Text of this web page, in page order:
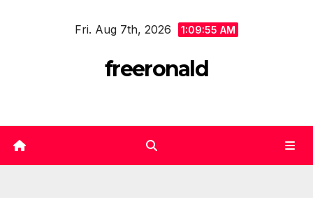
Fri. Aug 7th, 2026 1:09:55 AM
freeronald